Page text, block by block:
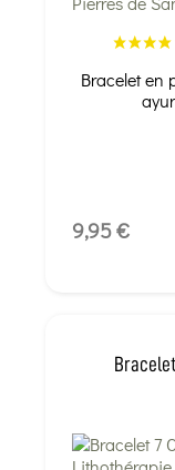
Bracelet en
9,95 €